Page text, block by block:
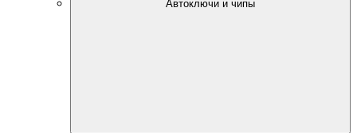
Автоключи и чипы